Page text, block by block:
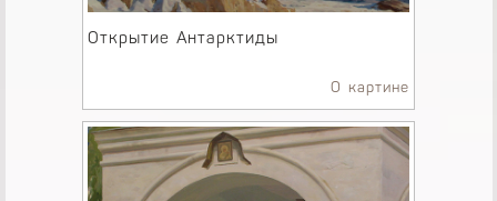
Открытие Антарктиды
О картине